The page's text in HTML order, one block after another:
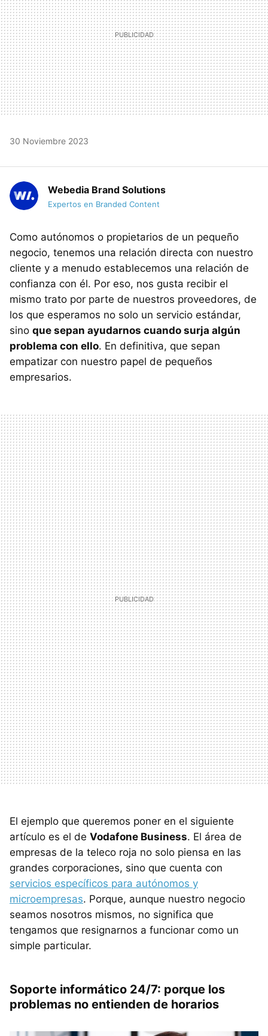
30 Noviembre 2023
Webedia Brand Solutions
Expertos en Branded Content
Como autónomos o propietarios de un pequeño
negocio, tenemos una relación directa con nuestro
cliente y a menudo establecemos una relación de
confianza con él. Por eso, nos gusta recibir el
mismo trato por parte de nuestros proveedores, de
los que esperamos no solo un servicio estándar,
sino que sepan ayudarnos cuando surja algún
problema con ello. En definitiva, que sepan
empatizar con nuestro papel de pequeños
empresarios.
El ejemplo que queremos poner en el siguiente
artículo es el de Vodafone Business. El área de
empresas de la teleco roja no solo piensa en las
grandes corporaciones, sino que cuenta con
servicios específicos para autónomos y
microempresas. Porque, aunque nuestro negocio
seamos nosotros mismos, no significa que
tengamos que resignarnos a funcionar como un
simple particular.
Soporte informático 24/7: porque los
problemas no entienden de horarios